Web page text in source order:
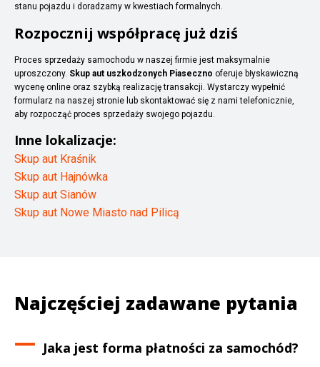
stanu pojazdu i doradzamy w kwestiach formalnych.
Rozpocznij współpracę już dziś
Proces sprzedaży samochodu w naszej firmie jest maksymalnie
uproszczony. Skup aut uszkodzonych Piaseczno oferuje błyskawiczną
wycenę online oraz szybką realizację transakcji. Wystarczy wypełnić
formularz na naszej stronie lub skontaktować się z nami telefonicznie,
aby rozpocząć proces sprzedaży swojego pojazdu.
Inne lokalizacje:
Skup aut Kraśnik
Skup aut Hajnówka
Skup aut Sianów
Skup aut Nowe Miasto nad Pilicą
Najczęściej zadawane pytania
Jaka jest forma płatności za samochód?